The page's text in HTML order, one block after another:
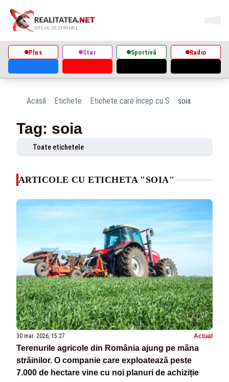
Plus Star Sportivă Radio
Acasă Etichete Etichete care încep cu S soia
Tag: soia
Toate etichetele
ARTICOLE CU ETICHETA "SOIA"
30 mar. 2026, 15:27 Actual
Terenurile agricole din România ajung pe mâna
străinilor. O companie care exploatează peste
7.000 de hectare vine cu noi planuri de achiziție